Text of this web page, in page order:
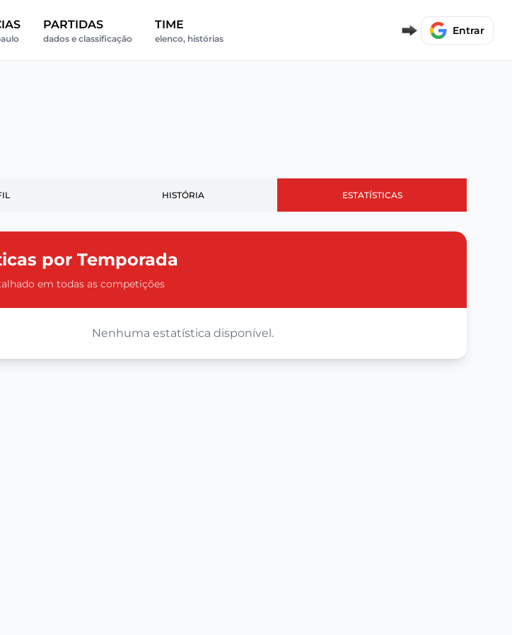
PARTIDAS
dados e classificação
TIME
elenco, histórias
Entrar
HISTÓRIA ESTATÍSTICAS
por Temporada
em todas as competições
Nenhuma estatística disponível.